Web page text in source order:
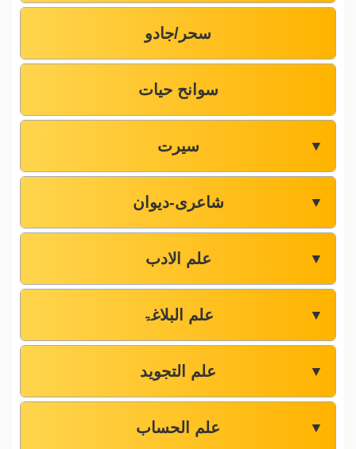
سحر/جادو
سوانح حیات
سیرت ▼
شاعری-دیوان ▼
علم الادب ▼
علم البلاغۃ ▼
علم التجوید ▼
علم الحساب ▼